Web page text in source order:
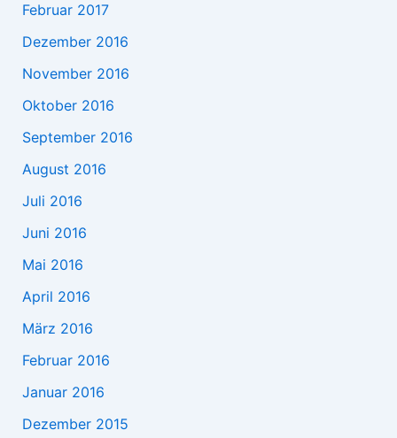
Februar 2017
Dezember 2016
November 2016
Oktober 2016
September 2016
August 2016
Juli 2016
Juni 2016
Mai 2016
April 2016
März 2016
Februar 2016
Januar 2016
Dezember 2015